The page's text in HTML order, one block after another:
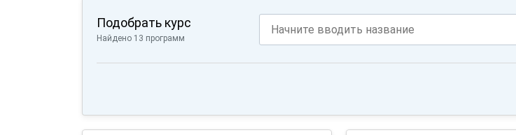
Подобрать курс
Найдено 13 программ